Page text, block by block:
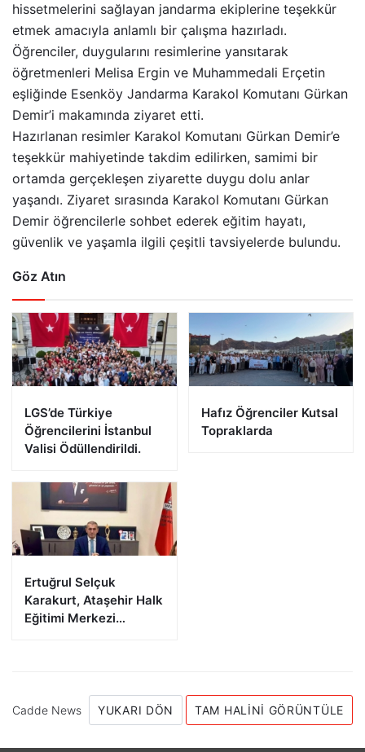
hissetmelerini sağlayan jandarma ekiplerine teşekkür
etmek amacıyla anlamlı bir çalışma hazırladı.
Öğrenciler, duygularını resimlerine yansıtarak
öğretmenleri Melisa Ergin ve Muhammedali Erçetin
eşliğinde Esenköy Jandarma Karakol Komutanı Gürkan
Demir’i makamında ziyaret etti.
Hazırlanan resimler Karakol Komutanı Gürkan Demir’e
teşekkür mahiyetinde takdim edilirken, samimi bir
ortamda gerçekleşen ziyarette duygu dolu anlar
yaşandı. Ziyaret sırasında Karakol Komutanı Gürkan
Demir öğrencilerle sohbet ederek eğitim hayatı,
güvenlik ve yaşamla ilgili çeşitli tavsiyelerde bulundu.
Göz Atın
LGS’de Türkiye
Öğrencilerini İstanbul
Valisi Ödüllendirildi.
Hafız Öğrenciler Kutsal
Topraklarda
Ertuğrul Selçuk
Karakurt, Ataşehir Halk
Eğitimi Merkezi
Cadde News YUKARI DÖN TAM HALINI GÖRÜNTÜLE